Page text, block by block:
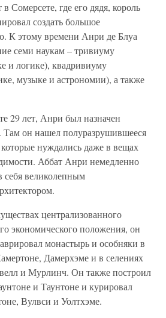
Сомерсете, где его дядя, король
создать большое
К этому времени Анри де Блуа
семи наукам – тривиуму
и логике), квадривиуму
музыке и астрономии), а также
29 лет, Анри был назначен
Там он нашел полуразрушившееся
нуждались даже в вещах
Аббат Анри немедленно
себя великолепным
централизованного
экономического положения, он
монастырь и особняки в
Дамерхэме и в селениях
и Мурлинч. Он также построил
и Таунтоне и курировал
Вулвси и Уолтхэме.